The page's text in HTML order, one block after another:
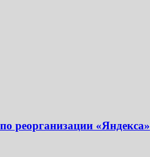
реорганизации «Яндекса»